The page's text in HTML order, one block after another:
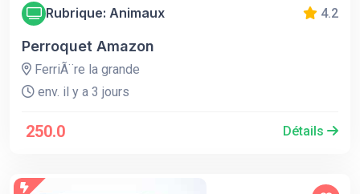
Rubrique: Animaux 4.2
Perroquet Amazon
FerriÃ¨re la grande
env. il y a 3 jours
250.0 Détails